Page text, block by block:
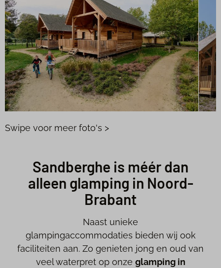
Swipe voor meer foto's >
Sandberghe is méér dan
alleen glamping in Noord-
Brabant
Naast unieke
glampingaccommodaties bieden wij ook
faciliteiten aan. Zo genieten jong en oud van
veel waterpret op onze glamping in